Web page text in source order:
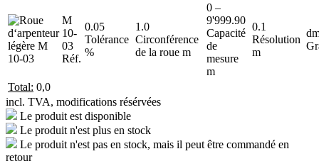
M
10-
03
Réf.
0.05
Tolérance
%
1.0
Circonférence
de la roue m
0 –
9'999.90
Capacité
de
mesure
m
0.1
Résolution
m
Total: 0,0
incl. TVA, modifications résérvées
Le produit est disponible
Le produit n'est plus en stock
Le produit n'est pas en stock, mais il peut être commandé en
retour